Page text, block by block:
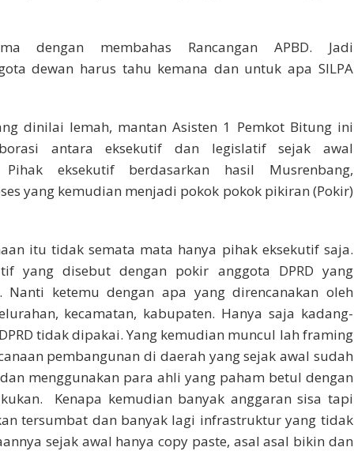
dengan membahas Rancangan APBD. Jadi
dewan harus tahu kemana dan untuk apa SILPA
dinilai lemah, mantan Asisten 1 Pemkot Bitung ini
antara eksekutif dan legislatif sejak awal
Pihak eksekutif berdasarkan hasil Musrenbang,
yang kemudian menjadi pokok pokok pikiran (Pokir)
itu tidak semata mata hanya pihak eksekutif saja.
yang disebut dengan pokir anggota DPRD yang
ketemu dengan apa yang direncanakan oleh
kecamatan, kabupaten. Hanya saja kadang-
tidak dipakai. Yang kemudian muncul lah framing
pembangunan di daerah yang sejak awal sudah
menggunakan para ahli yang paham betul dengan
Kenapa kemudian banyak anggaran sisa tapi
tersumbat dan banyak lagi infrastruktur yang tidak
sejak awal hanya copy paste, asal asal bikin dan